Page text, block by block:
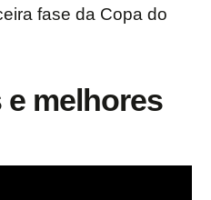
fase da Copa do
e melhores